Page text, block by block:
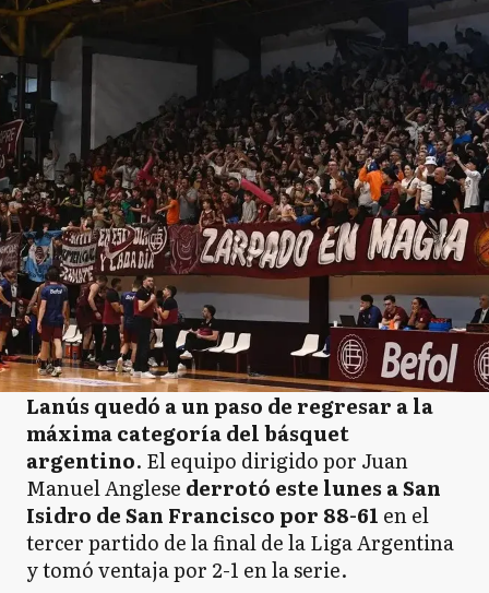
Lanús quedó a un paso de regresar a la
máxima categoría del básquet
argentino. El equipo dirigido por Juan
Manuel Anglese derrotó este lunes a San
Isidro de San Francisco por 88-61 en el
tercer partido de la final de la Liga Argentina
y tomó ventaja por 2-1 en la serie.